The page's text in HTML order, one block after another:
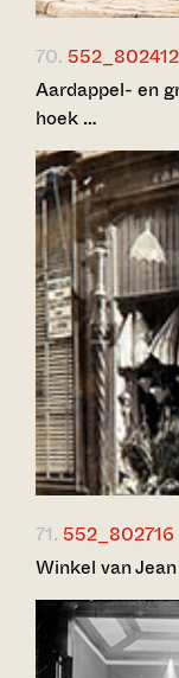
70. 552_802412
Aardappel- en
hoek …
71. 552_802716
Winkel van